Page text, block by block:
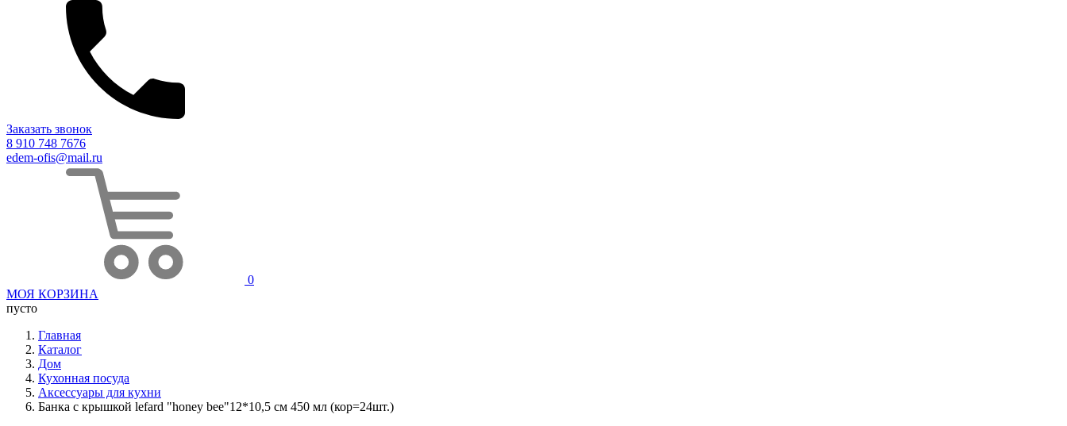
Заказать звонок
8 910 748 7676
edem-ofis@mail.ru
0
МОЯ КОРЗИНА
пусто
Главная
Каталог
Дом
Кухонная посуда
Аксессуары для кухни
Банка с крышкой lefard "honey bee"12*10,5 см 450 мл (кор=24шт.)